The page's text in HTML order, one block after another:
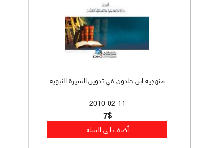
منهجية ابن خلدون في تدوين السيرة النبوية
2010-02-11
7$